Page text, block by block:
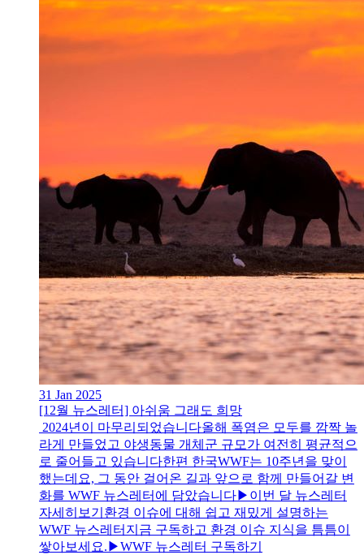
31 Jan 2025
[12월 뉴스레터] 아쉬움 그래도 희망
2024년이 마무리되었습니다올해 폭염은 모두를 깜짝 놀
라게 만들었고 야생동물 개체군 규모가 여전히 평균적으
로 줄어들고 있습니다한편 한국WWF는 10주년을 맞이
했는데요, 그 동안 걸어온 길과 앞으로 함께 만들어갈 변
화를 WWF 뉴스레터에 담았습니다▶이번 달 뉴스레터
자세히보기환경 이슈에 대해 쉽고 재밌게 설명하는
WWF 뉴스레터지금 구독하고 환경 이슈 지식을 틈틈이
쌓아보세요.▶WWF 뉴스레터 구독하기